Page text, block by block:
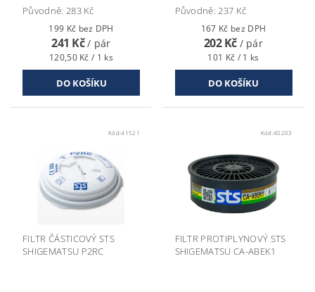
Původně: 283 Kč
199 Kč bez DPH
241 Kč/ pár
120,50 Kč / 1 ks
Původně:237 Kč
167 Kč bez DPH
202 Kč / pár
101 Kč / 1 ks
Kód:41521
FILTR ČÁSTICOVÝ STS
SHIGEMATSU P2RC
Kód:40203
FILTR PROTIPLYNOVÝ STS
SHIGEMATSU CA-ABEK1